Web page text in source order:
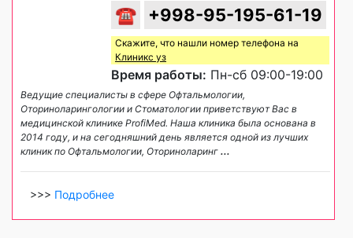
☎ +998-95-195-61-19
Скажите, что нашли номер телефона на
Клиникс уз
Время работы: Пн-сб 09:00-19:00
Ведущие специалисты в сфере Офтальмологии,
Оториноларингологии и Стоматологии приветствуют Вас в
медицинской клинике ProfiMed. Наша клиника была основана в
2014 году, и на сегодняшний день является одной из лучших
клиник по Офтальмологии, Оториноларинг ...
>>> Подробнее